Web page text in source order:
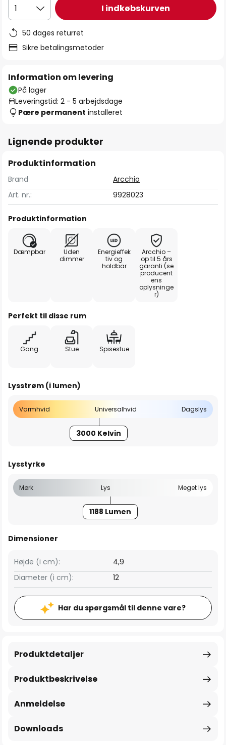
1 I indkøbskurven
50 dages returret
Sikre betalingsmetoder
Information om levering
På lager
Leveringstid: 2 - 5 arbejdsdage
Pære permanent installeret
Lignende produkter
Produktinformation
Brand
Arcchio
Art. nr.:
9928023
Produktinformation
Dæmpbar
Uden
dimmer
Energieffek
tiv og
holdbar
Arcchio –
op til 5 års
garanti (se
producent
ens
oplysninge
r)
Perfekt til disse rum
Gang Stue Spisestue
Lysstrøm (i lumen)
Varmhvid Universalhvid Dagslys
3000 Kelvin
Lysstyrke
Mørk Lys Meget lys
1188 Lumen
Dimensioner
Højde (i cm):
4,9
Diameter (i cm):
12
Har du spørgsmål til denne vare?
Produktbeskrivelse
Produktdetaljer
Anmeldelse
Downloads